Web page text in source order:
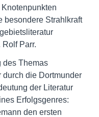
besondere Strahlkraft
Rolf Parr.
des Themas
durch die Dortmunder
der Literatur
Erfolgsgenres:
den ersten